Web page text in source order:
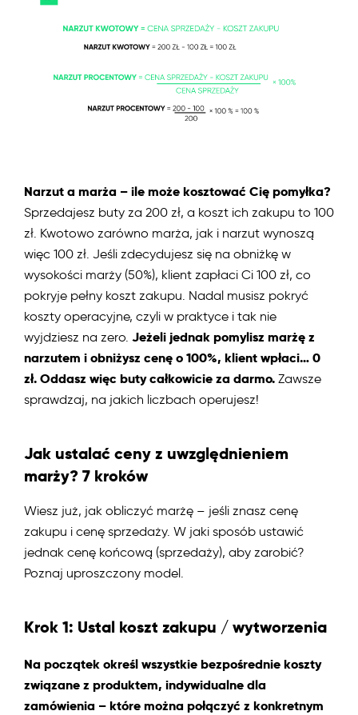
Narzut a marża – ile może kosztować Cię pomyłka?
Sprzedajesz buty za 200 zł, a koszt ich zakupu to 100
zł. Kwotowo zarówno marża, jak i narzut wynoszą
więc 100 zł. Jeśli zdecydujesz się na obniżkę w
wysokości marży (50%), klient zapłaci Ci 100 zł, co
pokryje pełny koszt zakupu. Nadal musisz pokryć
koszty operacyjne, czyli w praktyce i tak nie
wyjdziesz na zero. Jeżeli jednak pomylisz marżę z
narzutem i obniżysz cenę o 100%, klient wpłaci… 0
zł. Oddasz więc buty całkowicie za darmo. Zawsze
sprawdzaj, na jakich liczbach operujesz!
Jak ustalać ceny z uwzględnieniem
marży? 7 kroków
Wiesz już, jak obliczyć marżę – jeśli znasz cenę
zakupu i cenę sprzedaży. W jaki sposób ustawić
jednak cenę końcową (sprzedaży), aby zarobić?
Poznaj uproszczony model.
Krok 1: Ustal koszt zakupu / wytworzenia
Na początek określ wszystkie bezpośrednie koszty
związane z produktem, indywidualne dla
zamówienia – które można połączyć z konkretnym